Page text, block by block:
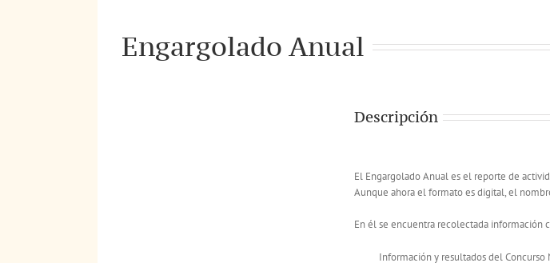
Engargolado Anual
Descripción
El Engargolado Anual es el reporte de
Aunque ahora el formato es digital, el
En él se encuentra recolectada información
Información y resultados del Concurso